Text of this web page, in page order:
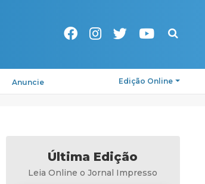
Pesquisa
Anuncie Edição Online
Última Edição
Leia Online o Jornal Impresso